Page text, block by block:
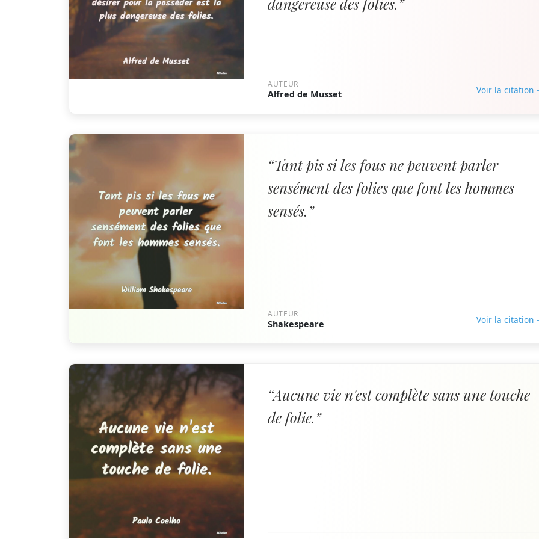
AUTEUR
Alfred de Musset Voir la citation
“Tant pis si les fous ne peuvent parler
sensément des folies que font les hommes
sensés.”
AUTEUR
Shakespeare Voir la citation
“Aucune vie n'est complète sans une touche
de folie.”